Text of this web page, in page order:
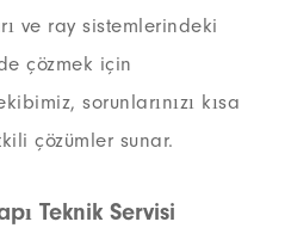
ve ray sistemlerindeki
çözmek için
sorunlarınızı kısa
çözümler sunar.
Teknik Servisi